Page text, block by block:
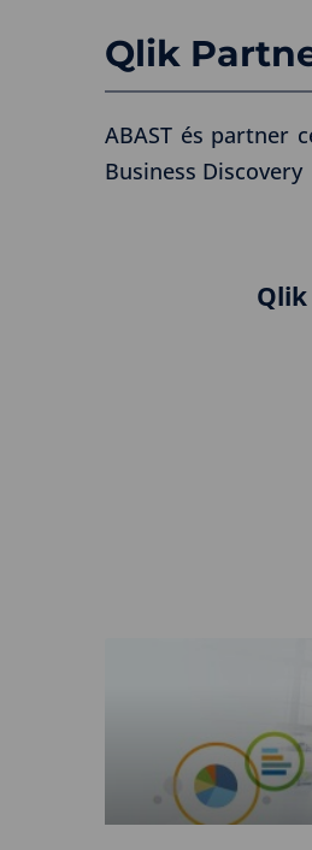
Qlik
ABAST és partner
Business Discovery
Qlik